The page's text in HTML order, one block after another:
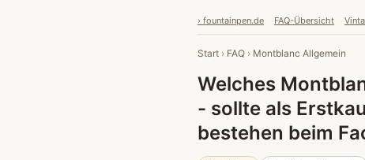
› fountainpen.de FAQ-Übersicht
Start › FAQ › Montblanc Allgemein
Welches
- sollte als
bestehen beim